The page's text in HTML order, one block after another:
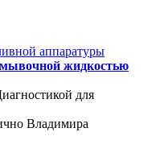
аппаратуры
жидкостью
для
Владимира